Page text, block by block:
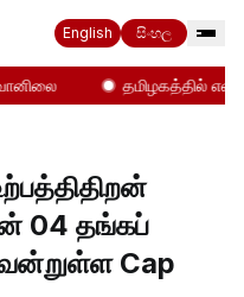
English සිංහල
தமிழகத்தில் என்ன
04 தங்கப்
Cap